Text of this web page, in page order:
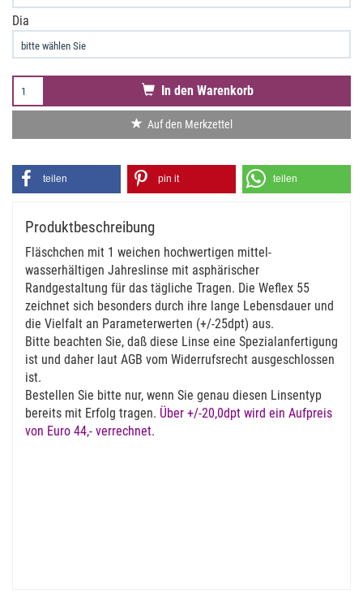
Dia
In den Warenkorb
Auf den Merkzettel
teilen pin it teilen
Produktbeschreibung
Fläschchen mit 1 weichen hochwertigen mittel-
wasserhältigen Jahreslinse mit asphärischer
Randgestaltung für das tägliche Tragen. Die Weflex 55
zeichnet sich besonders durch ihre lange Lebensdauer und
die Vielfalt an Parameterwerten (+/-25dpt) aus.
Bitte beachten Sie, daß diese Linse eine Spezialanfertigung
ist und daher laut AGB vom Widerrufsrecht ausgeschlossen
ist.
Bestellen Sie bitte nur, wenn Sie genau diesen Linsentyp
bereits mit Erfolg tragen. Über +/-20,0dpt wird ein Aufpreis
von Euro 44,- verrechnet.